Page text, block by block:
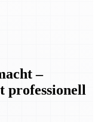
–
professionell